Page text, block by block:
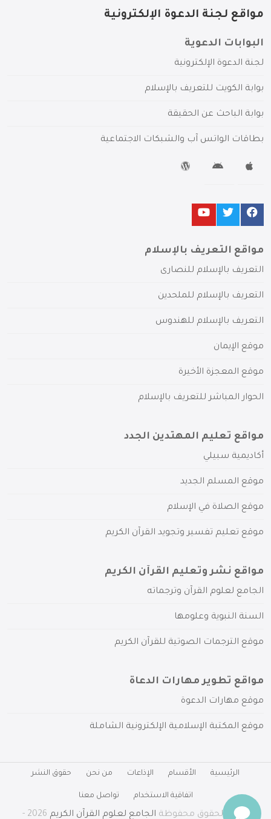
مواقع لجنة الدعوة الإلكترونية
البوابات الدعوية
لجنة الدعوة الإلكترونية
بوابة الكويت للتعريف بالإسلام
بوابة الباحث عن الحقيقة
بطاقات الواتس آب والشبكات الاجتماعية
مواقع التعريف بالإسلام
التعريف بالإسلام للنصارى
التعريف بالإسلام للملحدين
التعريف بالإسلام للهندوس
موقع الإيمان
موقع المعجزة الأخيرة
الحوار المباشر للتعريف بالإسلام
مواقع تعليم المهتدين الجدد
أكاديمية سبيلي
موقع المسلم الجديد
موقع الصلاة في الإسلام
موقع تعليم تفسير وتجويد القرآن الكريم
مواقع نشر وتعليم القرآن الكريم
الجامع لعلوم القرآن وترجماته
السنة النبوية وعلومها
موقع الترجمات الصوتية للقرآن الكريم
مواقع تطوير مهارات الدعاة
موقع مهارات الدعوة
موقع المكتبة الإسلامية الإلكترونية الشاملة
الرئيسية الأقسام الإذاعات من نحن حقوق النشر
اتفاقية الاستخدام تواصل معنا
جميع الحقوق محفوظة الجامع لعلوم القرآن الكريم 2026 -